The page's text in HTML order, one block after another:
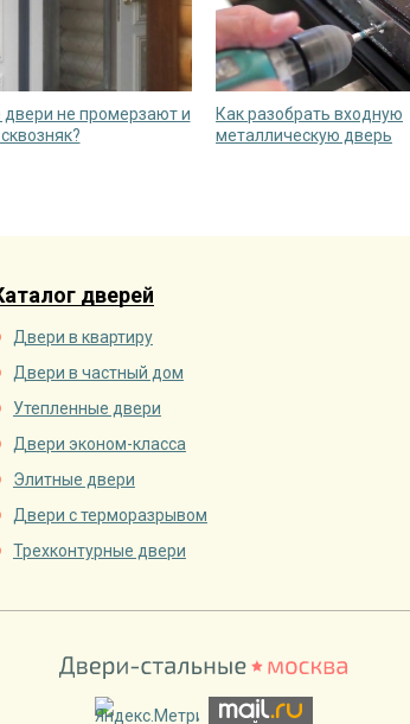
двери не промерзают и
Как разобрать входную
металлическую дверь
дверей
Двери в квартиру
Двери в частный дом
Утепленные двери
Двери эконом-класса
Элитные двери
Двери с терморазрывом
Трехконтурные двери